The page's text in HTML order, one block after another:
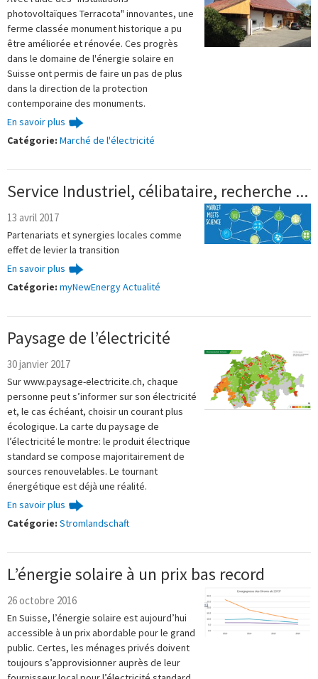
photovoltaïques Terracota" innovantes, une
ferme classée monument historique a pu
être améliorée et rénovée. Ces progrès
dans le domaine de l'énergie solaire en
Suisse ont permis de faire un pas de plus
dans la direction de la protection
contemporaine des monuments.
En savoir plus
Catégorie: Marché de l'électricité
Service Industriel, célibataire, recherche ...
13 avril 2017
Partenariats et synergies locales comme
effet de levier la transition​
En savoir plus
Catégorie: myNewEnergy Actualité
Paysage de l’électricité
30 janvier 2017
Sur www.paysage-electricite.ch, chaque
personne peut s’informer sur son électricité
et, le cas échéant, choisir un courant plus
écologique. La carte du paysage de
l’électricité le montre: le produit électrique
standard se compose majoritairement de
sources renouvelables. Le tournant
énergétique est déjà une réalité.
En savoir plus
Catégorie: Stromlandschaft
L’énergie solaire à un prix bas record
26 octobre 2016
En Suisse, l’énergie solaire est aujourd’hui
accessible à un prix abordable pour le grand
public. Certes, les ménages privés doivent
toujours s’approvisionner auprès de leur